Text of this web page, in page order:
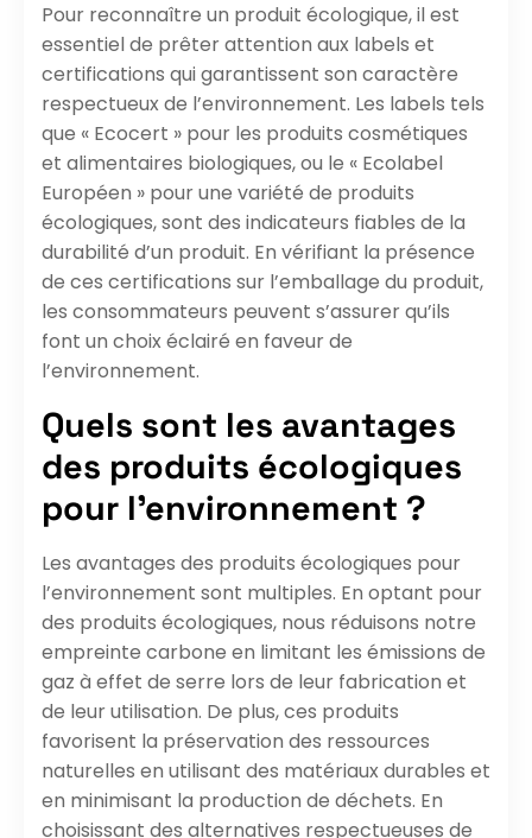
Pour reconnaître un produit écologique, il est
essentiel de prêter attention aux labels et
certifications qui garantissent son caractère
respectueux de l’environnement. Les labels tels
que « Ecocert » pour les produits cosmétiques
et alimentaires biologiques, ou le « Ecolabel
Européen » pour une variété de produits
écologiques, sont des indicateurs fiables de la
durabilité d’un produit. En vérifiant la présence
de ces certifications sur l’emballage du produit,
les consommateurs peuvent s’assurer qu’ils
font un choix éclairé en faveur de
l’environnement.
Quels sont les avantages
des produits écologiques
pour l’environnement ?
Les avantages des produits écologiques pour
l’environnement sont multiples. En optant pour
des produits écologiques, nous réduisons notre
empreinte carbone en limitant les émissions de
gaz à effet de serre lors de leur fabrication et
de leur utilisation. De plus, ces produits
favorisent la préservation des ressources
naturelles en utilisant des matériaux durables et
en minimisant la production de déchets. En
choisissant des alternatives respectueuses de